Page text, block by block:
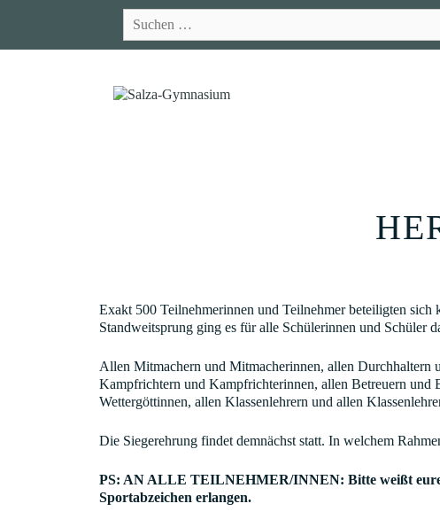
nach:
Exakt 500 Teilnehmerinnen und Teilnehmer beteiligten
Standweitsprung ging es für alle Schülerinnen und Schüler
Allen Mitmachern und Mitmacherinnen, allen Durchhaltern
Kampfrichtern und Kampfrichterinnen, allen Betreuern und
Wettergöttinnen, allen Klassenlehrern und allen
Die Siegerehrung findet demnächst statt. In welchem
PS: AN ALLE TEILNEHMER/INNEN: Bitte weißt
Sportabzeichen erlangen.